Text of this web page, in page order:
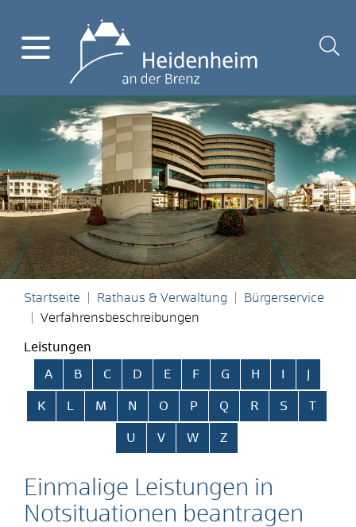
Startseite Rathaus & Verwaltung
Bürgerservice
Verfahrensbeschreibungen
Leistungen
Alphabetisches Register überspringen
A B C D E F G H
K L M N O P Q R S T
U V W Z
Einmalige Leistungen in
Notsituationen beantragen